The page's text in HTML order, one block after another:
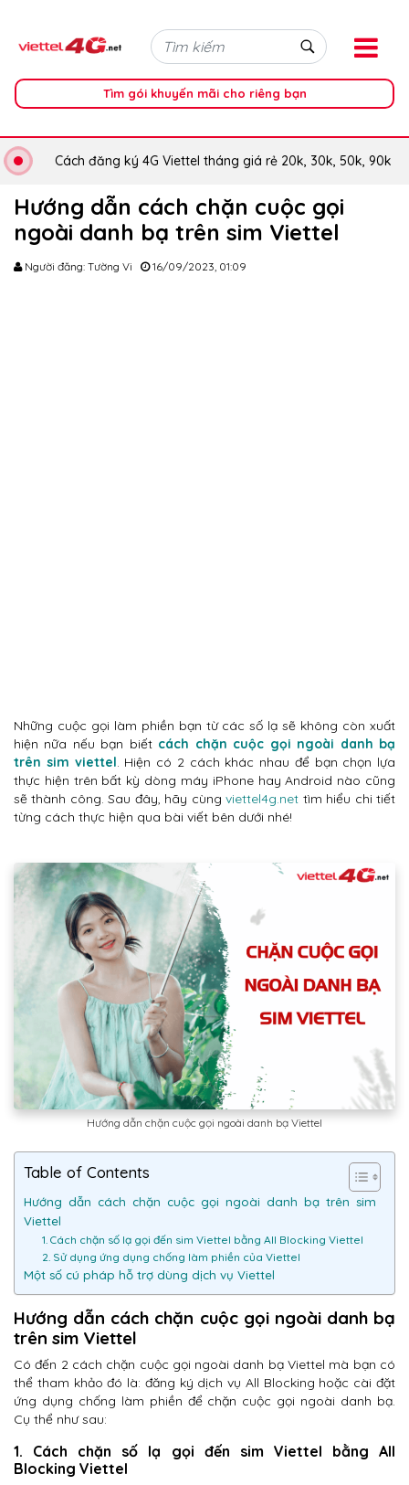
Tìm gói khuyến mãi cho riêng bạn
Cách đăng ký 4G Viettel tháng giá rẻ 20k, 30k, 50k, 90k
Hướng dẫn cách chặn cuộc gọi
ngoài danh bạ trên sim Viettel
Người đăng: Tường Vi 16/09/2023, 01:09
Những cuộc gọi làm phiền bạn từ các số lạ sẽ không còn xuất
hiện nữa nếu bạn biết cách chặn cuộc gọi ngoài danh bạ
trên sim viettel. Hiện có 2 cách khác nhau để bạn chọn lựa
thực hiện trên bất kỳ dòng máy iPhone hay Android nào cũng
sẽ thành công. Sau đây, hãy cùngviettel4g.net tìm hiểu chi tiết
từng cách thực hiện qua bài viết bên dưới nhé!
Hướng dẫn chặn cuộc gọi ngoài danh bạ Viettel
Table of Contents
Hướng dẫn cách chặn cuộc gọi ngoài danh bạ trên sim
Viettel
1. Cách chặn số lạ gọi đến sim Viettel bằng All Blocking Viettel
2. Sử dụng ứng dụng chống làm phiền của Viettel
Một số cú pháp hỗ trợ dùng dịch vụ Viettel
Hướng dẫn cách chặn cuộc gọi ngoài danh bạ
trên sim Viettel
Có đến 2 cách chặn cuộc gọi ngoài danh bạ Viettel mà bạn có
thể tham khảo đó là: đăng ký dịch vụ All Blocking hoặc cài đặt
ứng dụng chống làm phiền để chặn cuộc gọi ngoài danh bạ.
Cụ thể như sau:
1. Cách chặn số lạ gọi đến sim Viettel bằng All
Blocking Viettel